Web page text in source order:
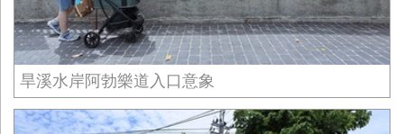
旱溪水岸阿勃樂道入口意象